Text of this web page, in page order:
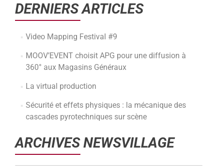
DERNIERS ARTICLES
Video Mapping Festival #9
MOOV’EVENT choisit APG pour une diffusion à
360° aux Magasins Généraux
La virtual production
Sécurité et effets physiques : la mécanique des
cascades pyrotechniques sur scène
ARCHIVES NEWSVILLAGE